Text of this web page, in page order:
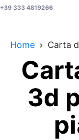
+39 333 4819266
Home Carta
3d